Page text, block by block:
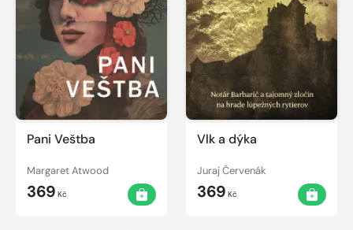
Pani Veštba
Margaret Atwood
369 Kč
Vlk a dýka
Juraj Červenák
369 Kč